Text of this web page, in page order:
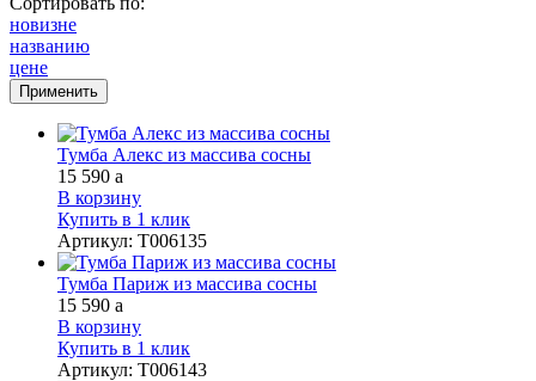
новизне
названию
цене
Тумба Алекс из массива сосны
15 590 a
В корзину
Купить в 1 клик
Артикул: Т006135
Тумба Париж из массива сосны
15 590 a
В корзину
Купить в 1 клик
Артикул: Т006143